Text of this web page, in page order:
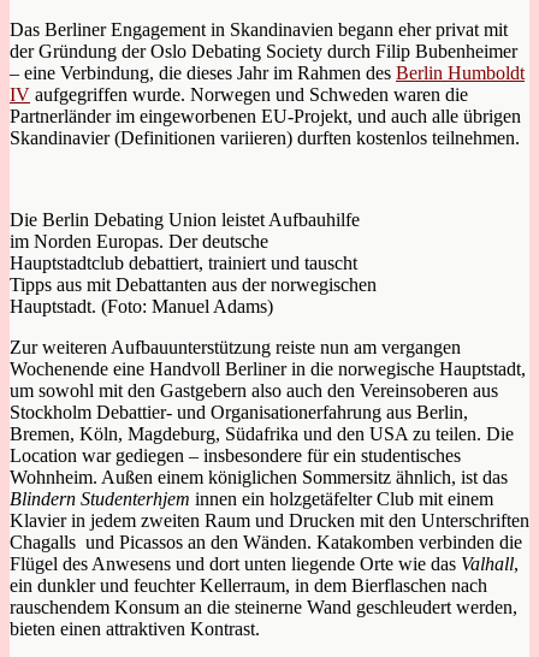
Das Berliner Engagement in Skandinavien begann eher privat mit
der Gründung der Oslo Debating Society durch Filip Bubenheimer
– eine Verbindung, die dieses Jahr im Rahmen des Berlin Humboldt
IV aufgegriffen wurde. Norwegen und Schweden waren die
Partnerländer im eingeworbenen EU-Projekt, und auch alle übrigen
Skandinavier (Definitionen variieren) durften kostenlos teilnehmen.
Die Berlin Debating Union leistet Aufbauhilfe
im Norden Europas. Der deutsche
Hauptstadtclub debattiert, trainiert und tauscht
Tipps aus mit Debattanten aus der norwegischen
Hauptstadt. (Foto: Manuel Adams)
Zur weiteren Aufbauunterstützung reiste nun am vergangen
Wochenende eine Handvoll Berliner in die norwegische Hauptstadt,
um sowohl mit den Gastgebern also auch den Vereinsoberen aus
Stockholm Debattier- und Organisationerfahrung aus Berlin,
Bremen, Köln, Magdeburg, Südafrika und den USA zu teilen. Die
Location war gediegen – insbesondere für ein studentisches
Wohnheim. Außen einem königlichen Sommersitz ähnlich, ist das
Blindern Studenterhjem innen ein holzgetäfelter Club mit einem
Klavier in jedem zweiten Raum und Drucken mit den Unterschriften
Chagalls und Picassos an den Wänden. Katakomben verbinden die
Flügel des Anwesens und dort unten liegende Orte wie das Valhall,
ein dunkler und feuchter Kellerraum, in dem Bierflaschen nach
rauschendem Konsum an die steinerne Wand geschleudert werden,
bieten einen attraktiven Kontrast.